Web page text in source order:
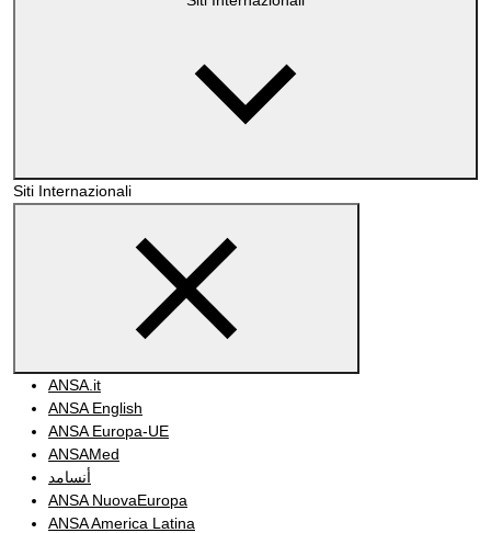
Siti Internazionali
ANSA.it
ANSA English
ANSA Europa-UE
ANSAMed
أنسامد
ANSA NuovaEuropa
ANSA America Latina